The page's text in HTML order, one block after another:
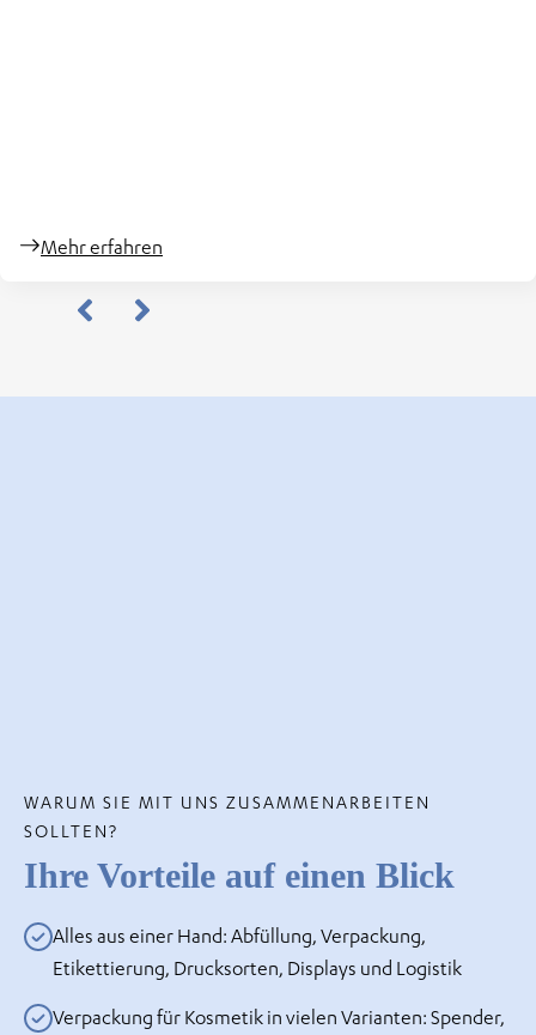
Mehr erfahren
WARUM SIE MIT UNS ZUSAMMENARBEITEN
SOLLTEN?
Ihre Vorteile auf einen Blick
Alles aus einer Hand: Abfüllung, Verpackung,
Etikettierung, Drucksorten, Displays und Logistik
Verpackung für Kosmetik in vielen Varianten: Spender,